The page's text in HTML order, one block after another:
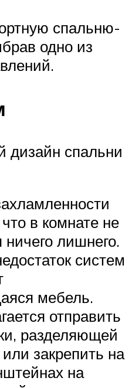
спальню-
одно из
дизайн спальни
в комнате не
лишнего.
систем
мебель.
отправить
разделяющей
закрепить на
на